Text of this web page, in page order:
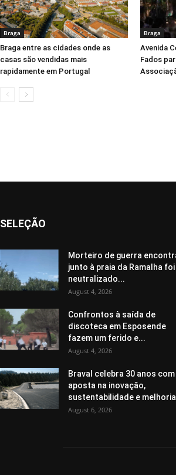
Braga
Braga entre as cidades onde as
casas são vendidas mais
rapidamente em Portugal
Braga
Avenida
Fados
SELEÇÃO
Morteiro de guerra
junto à praia da Ramalha foi
neutralizado...
August 4, 2026
Confrontos à saída de
discoteca em Esposende
fazem um ferido e...
August 4, 2026
Braval celebra 30 anos com
aposta na inovação,
sustentabilidade e
August 6, 2026